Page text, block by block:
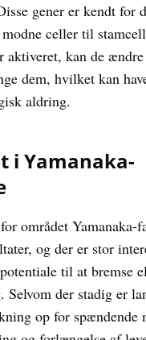
gener er kendt for
celler til
aktiveret, kan de
dem, hvilket kan
aldring.
i Yamanaka-
området Yamanaka-
og der er stor
til at bremse
der stadig er
op for spændende